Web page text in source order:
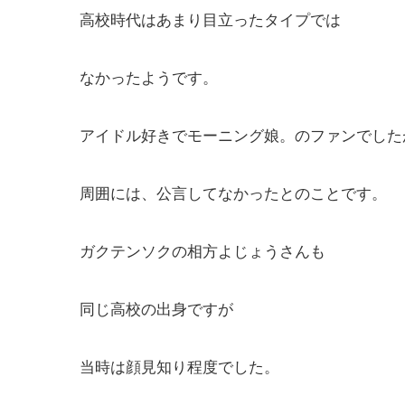
高校時代はあまり目立ったタイプでは
なかったようです。
アイドル好きでモーニング娘。のファンでし
周囲には、公言してなかったとのことです。
ガクテンソクの相方よじょうさんも
同じ高校の出身ですが
当時は顔見知り程度でした。